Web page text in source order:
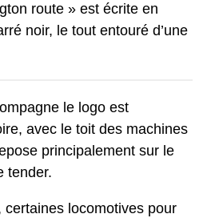
route » est écrite en
noir, le tout entouré d’une
le logo est
avec le toit des machines
principalement sur le
tender.
certaines locomotives pour